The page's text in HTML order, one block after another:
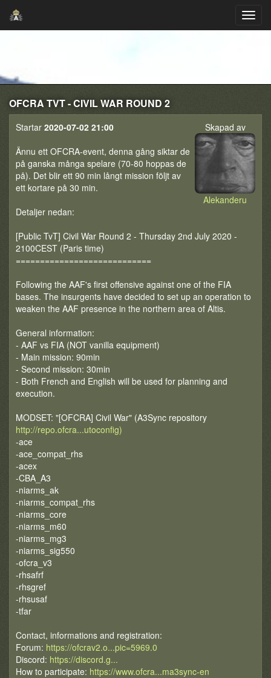
OFCRA TVT - CIVIL WAR ROUND 2
Skapad av
Alekanderu
Startar 2020-07-02 21:00
Ännu ett OFCRA-event, denna gång siktar de
på ganska många spelare (70-80 hoppas de
på). Det blir ett 90 min långt mission följt av
ett kortare på 30 min.
Detaljer nedan:
[Public TvT] Civil War Round 2 - Thursday 2nd July 2020 -
2100CEST (Paris time)
============================
Following the AAF's first offensive against one of the FIA
bases. The insurgents have decided to set up an operation to
weaken the AAF presence in the northern area of Altis.
General information:
- AAF vs FIA (NOT vanilla equipment)
- Main mission: 90min
- Second mission: 30min
- Both French and English will be used for planning and
execution.
MODSET: "[OFCRA] Civil War" (A3Sync repository
http://repo.ofcra...utoconfig)
-ace
-ace_compat_rhs
-acex
-CBA_A3
-niarms_ak
-niarms_compat_rhs
-niarms_core
-niarms_m60
-niarms_mg3
-niarms_sig550
-ofcra_v3
-rhsafrf
-rhsgref
-rhsusaf
-tfar
Contact, informations and registration:
Forum: https://ofcrav2.o...pic=5969.0
Discord: https://discord.g...
How to participate: https://www.ofcra...ma3sync-en